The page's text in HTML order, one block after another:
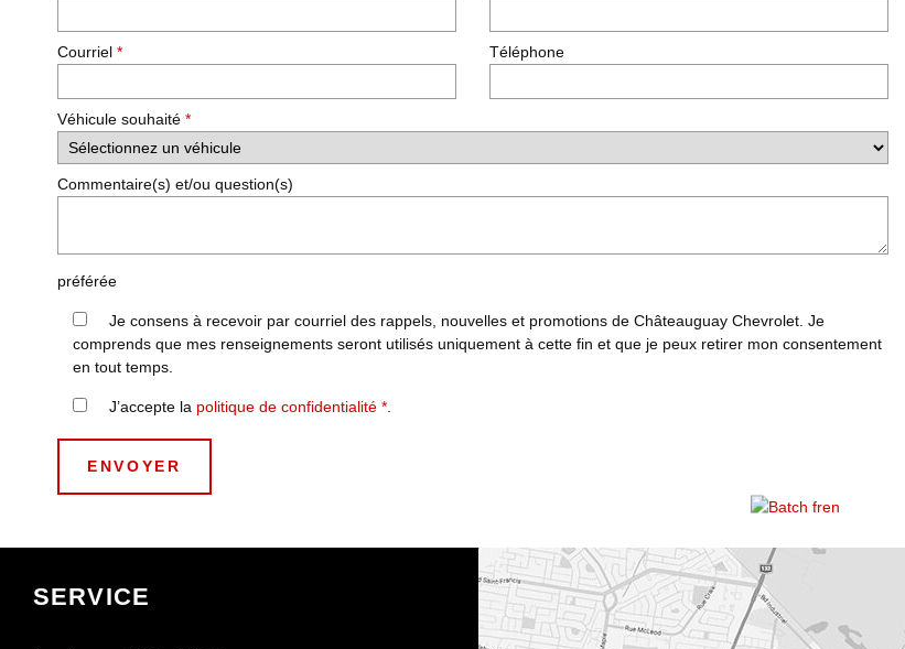
Courriel * Téléphone
Véhicule souhaité *
Commentaire(s) et/ou question(s)
préférée
Je consens à recevoir par courriel des rappels, nouvelles et promotions de Châteauguay Chevrolet. Je
comprends que mes renseignements seront utilisés uniquement à cette fin et que je peux retirer mon consentement
en tout temps.
J’accepte la politique de confidentialité *.
SERVICE